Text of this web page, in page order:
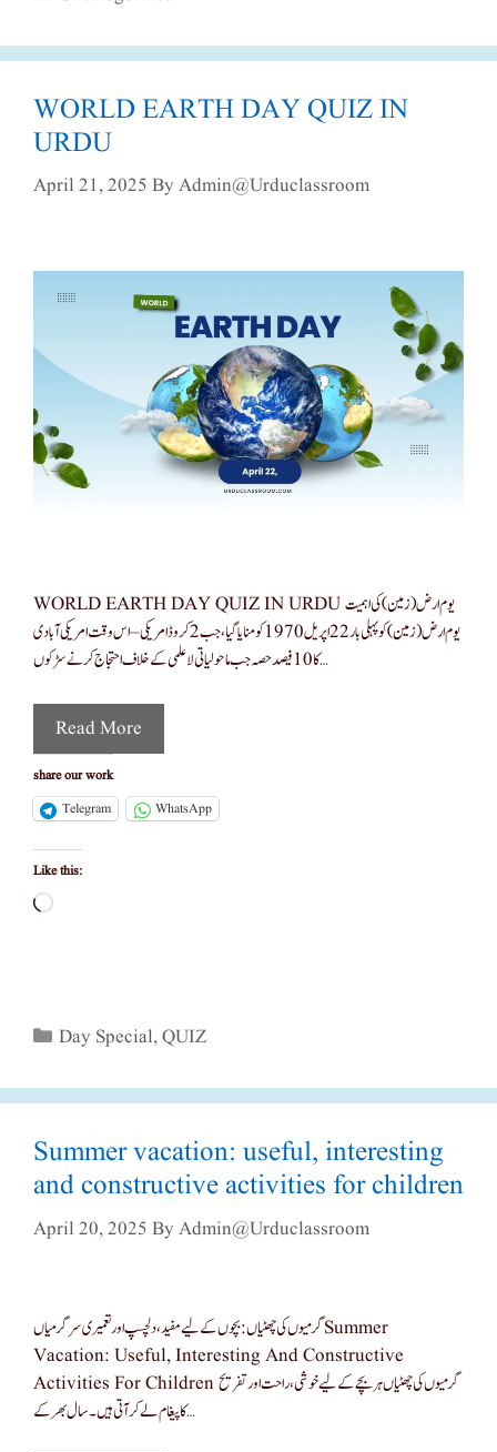
WORLD EARTH DAY QUIZ IN
URDU
April 21, 2025 ByAdmin@urduclassroom
WORLD EARTH DAY QUIZ IN URDU یوم ارض (زمین)کی اہمیت
یوم ارض (زمین)کو پہلی بار 22 اپریل 1970 کو منایا گیا ، جب 2 کروڈ امریکی – اس وقت امریکی آبادی
کا 10 فیصدحصہ جب ماحولیاتی لاعلمی کے خلاف احتجاج کرنے سڑکوں …
Read More
share our work
Telegram
WhatsApp
Like this:
Loading…
Categories
Day Special,QUIZ
Summer vacation: useful, interesting
and constructive activities for children
April 20, 2025 ByAdmin@urduclassroom
گرمیوں کی چھٹیاں: بچوں کے لیے مفید، دلچسپ اور تعمیری سرگرمیاں Summer
Vacation: Useful, Interesting And Constructive
Activities For Children گرمیوں کی چھٹیاں ہر بچے کے لیے خوشی، راحت اور تفریح
کا پیغام لے کر آتی ہیں۔ سال بھر کے …